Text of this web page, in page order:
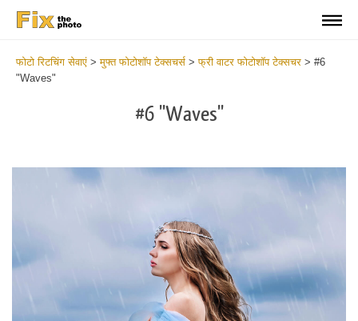
फोटो रिटचिंग सेवाएं >मुफ्त फोटोशॉप टेक्सचर्स >फ्री वाटर फोटोशॉप टेक्सचर > #6
"Waves"
#6 "Waves"